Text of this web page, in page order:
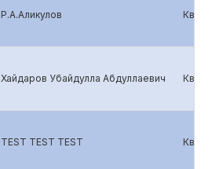
Р.А.Аликулов
Хайдаров Убайдулла Абдуллаевич
TEST TEST TEST